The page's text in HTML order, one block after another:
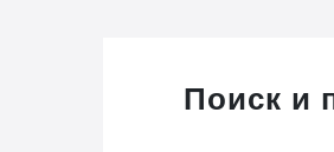
Поиск и